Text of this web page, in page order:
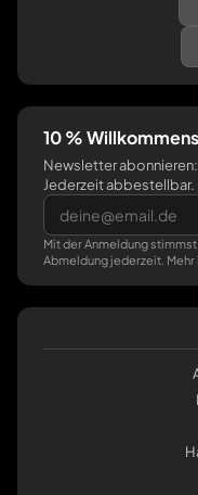
10 %
Newsletter
Jederzeit abbestellbar.
Mit der Anmeldung
Abmeldung jederzeit. Mehr